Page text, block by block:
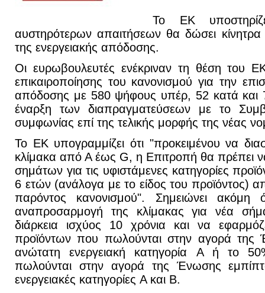
Το ΕΚ
αυστηρότερων απαιτήσεων θα δώσει κίνητρα
της ενεργειακής απόδοσης.
Οι ευρωβουλευτές ενέκριναν τη θέση του
επικαιροποίησης του κανονισμού για την
απόδοσης με 580 ψήφους υπέρ, 52 κατά και
έναρξη των διαπραγματεύσεων με το
συμφωνίας επί της τελικής μορφής της νέας
Το ΕΚ υπογραμμίζει ότι "προκειμένου να
κλίμακα από Α έως G, η Επιτροπή θα πρέπει
σημάτων για τις υφιστάμενες κατηγορίες
6 ετών (ανάλογα με το είδος του προϊόντος)
παρόντος κανονισμού". Σημειώνει ακόμη
αναπροσαρμογή της κλίμακας για νέα
διάρκεια ισχύος 10 χρόνια και να
προϊόντων που πωλούνται στην αγορά της
ανώτατη ενεργειακή κατηγορία A ή το
πωλούνται στην αγορά της Ένωσης
ενεργειακές κατηγορίες A και Β.